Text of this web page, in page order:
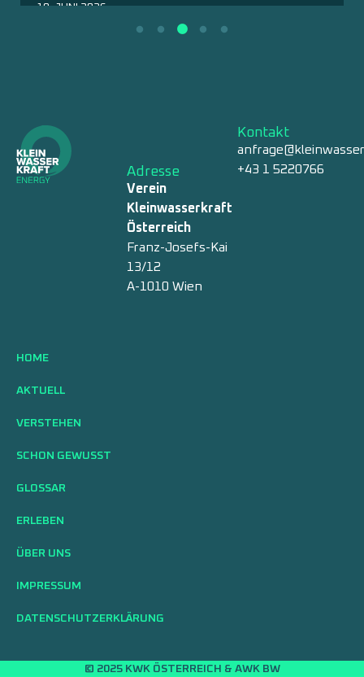
18. JUNI 2026
Adresse
Verein
Kleinwasserkraft
Österreich
Franz-Josefs-Kai
13/12
A-1010 Wien
Kontakt
+43 1 5220766
HOME
AKTUELL
VERSTEHEN
SCHON GEWUSST
GLOSSAR
ERLEBEN
ÜBER UNS
IMPRESSUM
DATENSCHUTZERKLÄRUNG
© 2025 KWK ÖSTERREICH & AWK BW